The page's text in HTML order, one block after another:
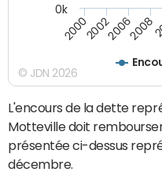
2000200220062008
0k
© JDN 2026
L'encours de la dette
Motteville doit
présentée ci-dessus
décembre.